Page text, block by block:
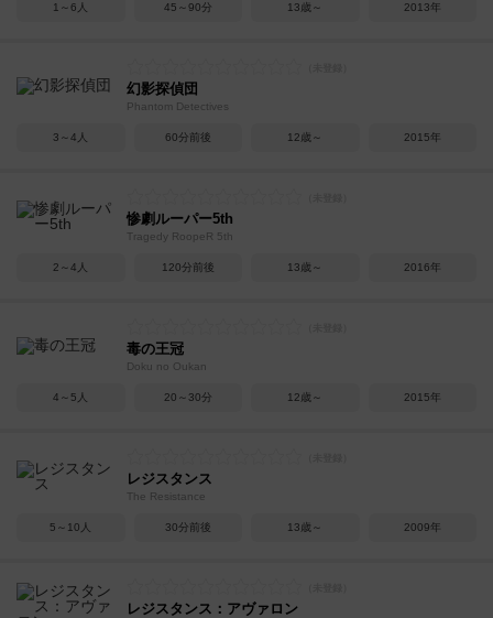
1～6人 45～90分 13歳～ 2013年
幻影探偵団
Phantom Detectives
3～4人 60分前後 12歳～ 2015年
惨劇ルーパー5th
Tragedy RoopeR 5th
2～4人 120分前後 13歳～ 2016年
毒の王冠
Doku no Oukan
4～5人 20～30分 12歳～ 2015年
レジスタンス
The Resistance
5～10人 30分前後 13歳～ 2009年
レジスタンス：アヴァロン